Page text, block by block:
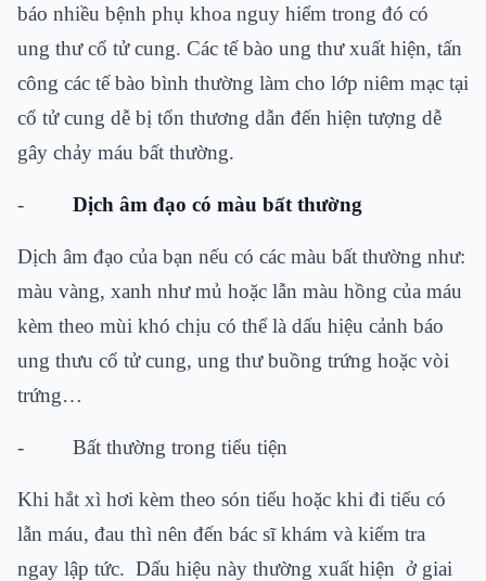
báo nhiều bệnh phụ khoa nguy hiểm trong đó có
ung thư cổ tử cung. Các tế bào ung thư xuất hiện, tấn
công các tế bào bình thường làm cho lớp niêm mạc tại
cổ tử cung dễ bị tổn thương dẫn đến hiện tượng dễ
gây chảy máu bất thường.
- Dịch âm đạo có màu bất thường
Dịch âm đạo của bạn nếu có các màu bất thường như:
màu vàng, xanh như mủ hoặc lẫn màu hồng của máu
kèm theo mùi khó chịu có thể là dấu hiệu cảnh báo
ung thưu cổ tử cung, ung thư buồng trứng hoặc vòi
trứng…
- Bất thường trong tiểu tiện
Khi hắt xì hơi kèm theo són tiểu hoặc khi đi tiểu có
lẫn máu, đau thì nên đến bác sĩ khám và kiểm tra
ngay lập tức. Dấu hiệu này thường xuất hiện ở giai